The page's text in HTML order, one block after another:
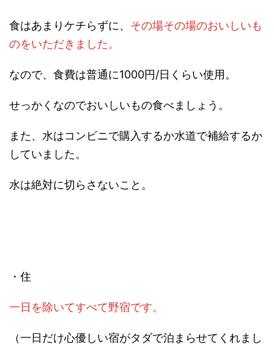
食はあまりケチらずに、 その場その場のおいしいも
のをいただきました。
なので、食費は普通に1000円/日くらい使用。
せっかくなのでおいしいもの食べましょう。
また、水はコンビニで購入するか水道で補給するか
していました。
水は絶対に切らさないこと。
・住
一日を除いてすべて野宿です。
（一日だけ心優しい宿がタダで泊まらせてくれまし